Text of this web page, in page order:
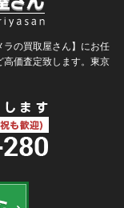
ラの買取屋さん】にお任
価査定致します。東京